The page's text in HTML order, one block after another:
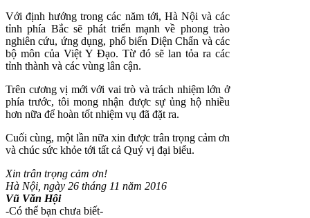
Với định hướng trong các năm tới, Hà Nội và các
tỉnh phía Bắc sẽ phát triển mạnh về phong trào
nghiên cứu, ứng dụng, phổ biến Diện Chẩn và các
bộ môn của Việt Y Đạo. Từ đó sẽ lan tỏa ra các
tỉnh thành và các vùng lân cận.
Trên cương vị mới với vai trò và trách nhiệm lớn ở
phía trước, tôi mong nhận được sự ủng hộ nhiều
hơn nữa để hoàn tốt nhiệm vụ đã đặt ra.
Cuối cùng, một lần nữa xin được trân trọng cảm ơn
và chúc sức khỏe tới tất cả Quý vị đại biểu.
Xin trân trọng cảm ơn!
Hà Nội, ngày 26 tháng 11 năm 2016
Vũ Văn Hội
-Có thể bạn chưa biết-